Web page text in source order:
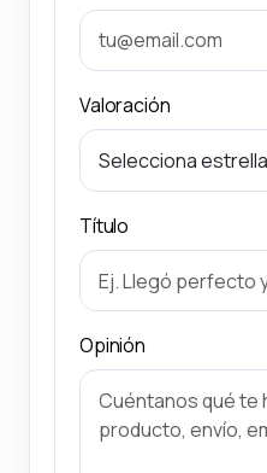
Valoración
Título
Opinión